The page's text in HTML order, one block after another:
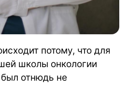
потому, что для
школы онкологии
отнюдь не